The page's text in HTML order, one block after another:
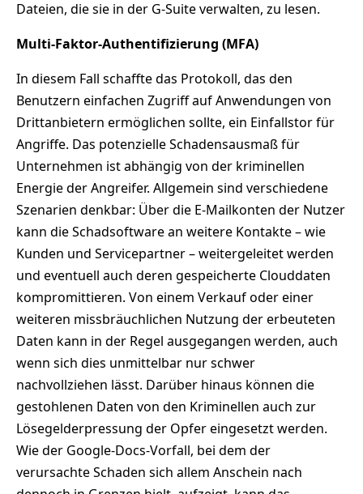
Dateien, die sie in der G-Suite verwalten, zu lesen.
Multi-Faktor-Authentifizierung (MFA)
In diesem Fall schaffte das Protokoll, das den
Benutzern einfachen Zugriff auf Anwendungen von
Drittanbietern ermöglichen sollte, ein Einfallstor für
Angriffe. Das potenzielle Schadensausmaß für
Unternehmen ist abhängig von der kriminellen
Energie der Angreifer. Allgemein sind verschiedene
Szenarien denkbar: Über die E-Mailkonten der Nutzer
kann die Schadsoftware an weitere Kontakte – wie
Kunden und Servicepartner – weitergeleitet werden
und eventuell auch deren gespeicherte Clouddaten
kompromittieren. Von einem Verkauf oder einer
weiteren missbräuchlichen Nutzung der erbeuteten
Daten kann in der Regel ausgegangen werden, auch
wenn sich dies unmittelbar nur schwer
nachvollziehen lässt. Darüber hinaus können die
gestohlenen Daten von den Kriminellen auch zur
Lösegelderpressung der Opfer eingesetzt werden.
Wie der Google-Docs-Vorfall, bei dem der
verursachte Schaden sich allem Anschein nach